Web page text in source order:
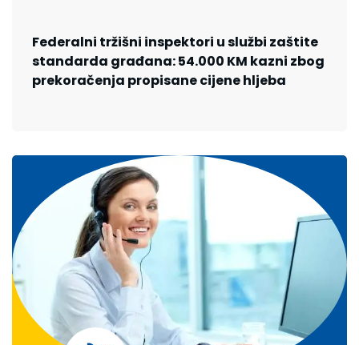
Federalni tržišni inspektori u službi zaštite
standarda građana: 54.000 KM kazni zbog
prekoračenja propisane cijene hljeba